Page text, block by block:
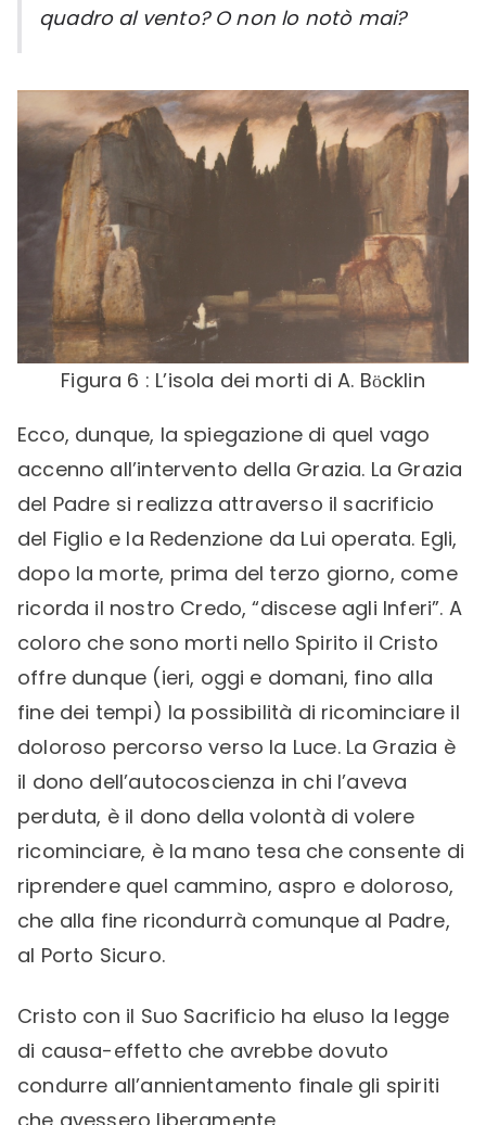
quadro al vento? O non lo notò mai?
Figura 6 : L’isola dei morti di A. Bӧcklin
Ecco, dunque, la spiegazione di quel vago
accenno all’intervento della Grazia. La Grazia
del Padre si realizza attraverso il sacrificio
del Figlio e la Redenzione da Lui operata. Egli,
dopo la morte, prima del terzo giorno, come
ricorda il nostro Credo, “discese agli Inferi”. A
coloro che sono morti nello Spirito il Cristo
offre dunque (ieri, oggi e domani, fino alla
fine dei tempi) la possibilità di ricominciare il
doloroso percorso verso la Luce. La Grazia è
il dono dell’autocoscienza in chi l’aveva
perduta, è il dono della volontà di volere
ricominciare, è la mano tesa che consente di
riprendere quel cammino, aspro e doloroso,
che alla fine ricondurrà comunque al Padre,
al Porto Sicuro.
Cristo con il Suo Sacrificio ha eluso la legge
di causa-effetto che avrebbe dovuto
condurre all’annientamento finale gli spiriti